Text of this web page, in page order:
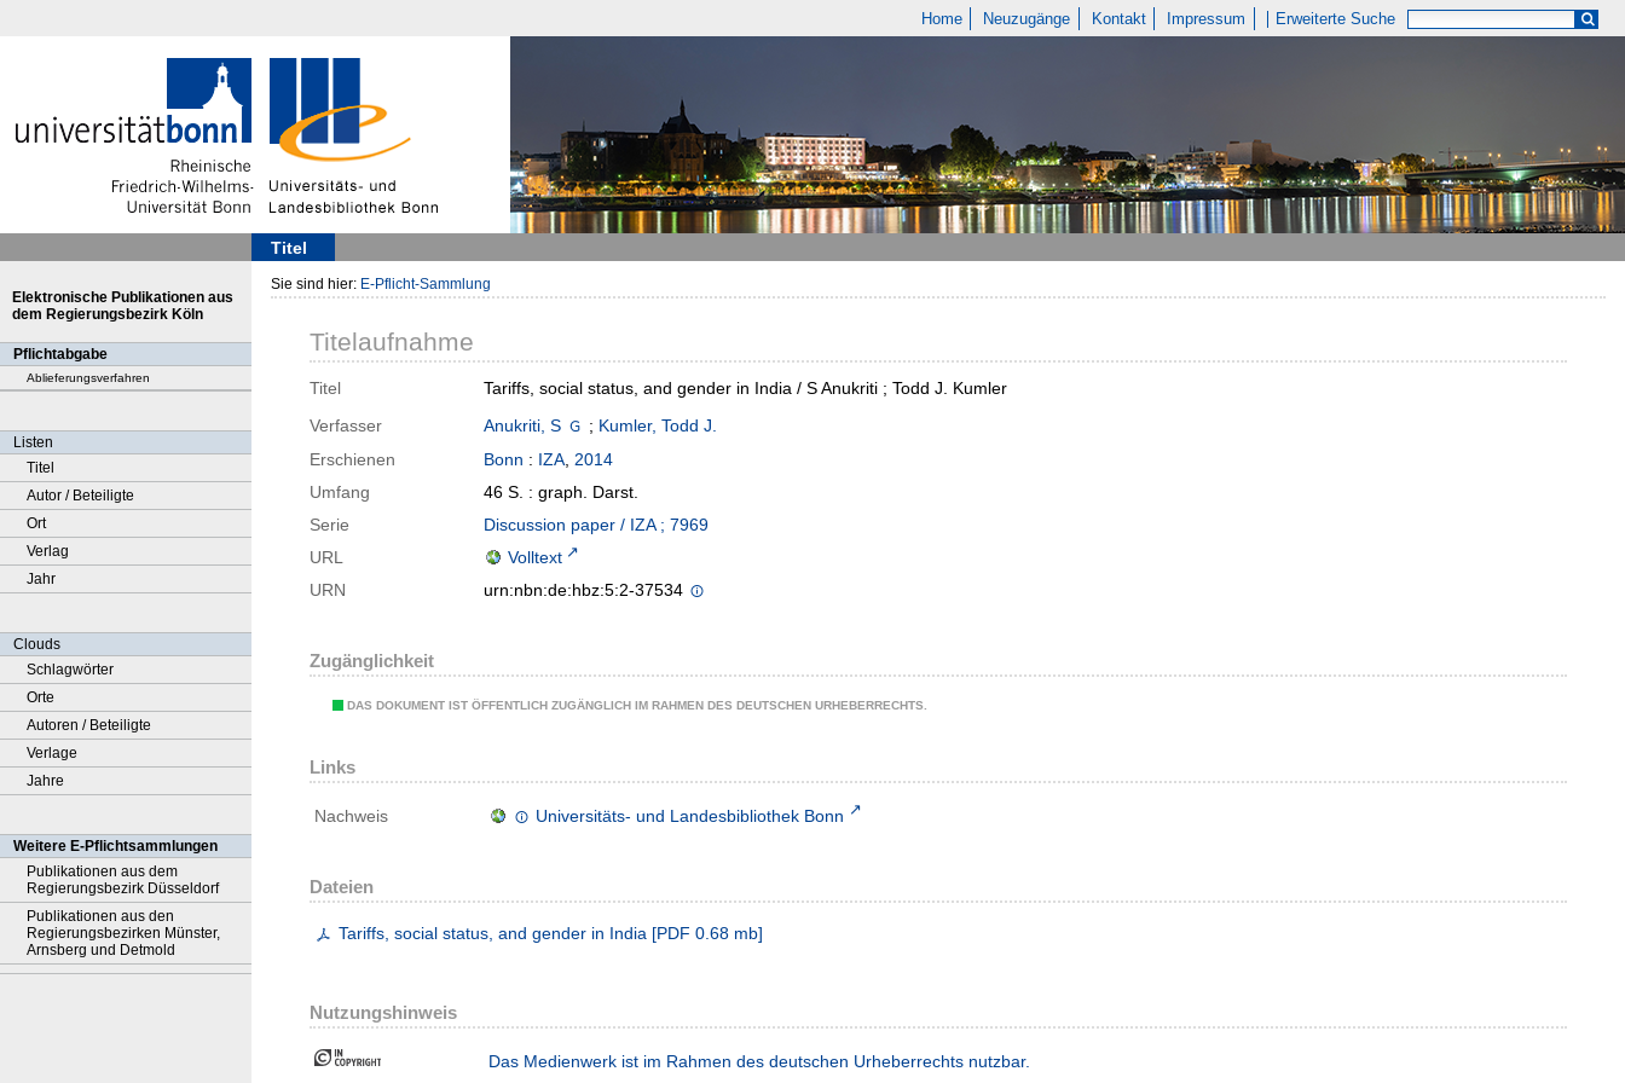
Home Neuzugänge Kontakt Impressum Erweiterte Suche
Titel
Elektronische Publikationen aus
dem Regierungsbezirk Köln
Pflichtabgabe
Ablieferungsverfahren
Listen
Titel
Autor / Beteiligte
Ort
Verlag
Jahr
Clouds
Schlagwörter
Orte
Autoren / Beteiligte
Verlage
Jahre
Weitere E-Pflichtsammlungen
Publikationen aus dem
Regierungsbezirk Düsseldorf
Publikationen aus den
Regierungsbezirken Münster,
Arnsberg und Detmold
Sie sind hier: E-Pflicht-Sammlung
Titelaufnahme
Titel
Tariffs, social status, and gender in India / S Anukriti ; Todd J. Kumler
Verfasser
Anukriti, S ; Kumler, Todd J.
Erschienen
Bonn : IZA, 2014
Umfang
46 S. : graph. Darst.
Serie
Discussion paper / IZA ; 7969
URL
Volltext
URN
urn:nbn:de:hbz:5:2-37534
Zugänglichkeit
DAS DOKUMENT IST ÖFFENTLICH ZUGÄNGLICH IM RAHMEN DES DEUTSCHEN URHEBERRECHTS.
Links
Nachweis Universitäts- und Landesbibliothek Bonn
Dateien
Tariffs, social status, and gender in India [PDF 0.68 mb]
Nutzungshinweis
Das Medienwerk ist im Rahmen des deutschen Urheberrechts nutzbar.